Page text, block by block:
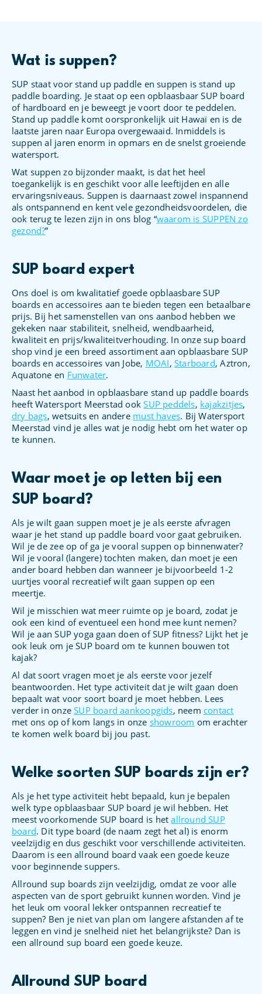
Wat is suppen?
SUP staat voor stand up paddle en suppen is stand up
paddle boarding. Je staat op een opblaasbaar SUP board
of hardboard en je beweegt je voort door te peddelen.
Stand up paddle komt oorspronkelijk uit Hawaï en is de
laatste jaren naar Europa overgewaaid. Inmiddels is
suppen al jaren enorm in opmars en de snelst groeiende
watersport.
Wat suppen zo bijzonder maakt, is dat het heel
toegankelijk is en geschikt voor alle leeftijden en alle
ervaringsniveaus. Suppen is daarnaast zowel inspannend
als ontspannend en kent vele gezondheidsvoordelen, die
ook terug te lezen zijn in ons blog “waarom is SUPPEN zo
gezond?”
SUP board expert
Ons doel is om kwalitatief goede opblaasbare SUP
boards en accessoires aan te bieden tegen een betaalbare
prijs. Bij het samenstellen van ons aanbod hebben we
gekeken naar stabiliteit, snelheid, wendbaarheid,
kwaliteit en prijs/kwaliteitverhouding. In onze sup board
shop vind je een breed assortiment aan opblaasbare SUP
boards en accessoires van Jobe, MOAI, Starboard, Aztron,
Aquatone en Funwater.
Naast het aanbod in opblaasbare stand up paddle boards
heeft Watersport Meerstad ookSUP peddels, kajakzitjes,
dry bags, wetsuits en andere must haves. Bij Watersport
Meerstad vind je alles wat je nodig hebt om het water op
te kunnen.
Waar moet je op letten bij een
SUP board?
Als je wilt gaan suppen moet je je als eerste afvragen
waar je het stand up paddle board voor gaat gebruiken.
Wil je de zee op of ga je vooral suppen op binnenwater?
Wil je vooral (langere) tochten maken, dan moet je een
ander board hebben dan wanneer je bijvoorbeeld 1-2
uurtjes vooral recreatief wilt gaan suppen op een
meertje.
Wil je misschien wat meer ruimte op je board, zodat je
ook een kind of eventueel een hond mee kunt nemen?
Wil je aan SUP yoga gaan doen of SUP fitness? Lijkt het je
ook leuk om je SUP board om te kunnen bouwen tot
kajak?
Al dat soort vragen moet je als eerste voor jezelf
beantwoorden. Het type activiteit dat je wilt gaan doen
bepaalt wat voor soort board je moet hebben. Lees
verder in onzeSUP board aankoopgids, neem contact
met ons op of kom langs in onze showroom om erachter
te komen welk board bij jou past.
Welke soorten SUP boards zijn er?
Als je het type activiteit hebt bepaald, kun je bepalen
welk type opblaasbaar SUP board je wil hebben. Het
meest voorkomende SUP board is hetallround SUP
board. Dit type board (de naam zegt het al) is enorm
veelzijdig en dus geschikt voor verschillende activiteiten.
Daarom is een allround board vaak een goede keuze
voor beginnende suppers.
Allround sup boards zijn veelzijdig, omdat ze voor alle
aspecten van de sport gebruikt kunnen worden. Vind je
het leuk om vooral lekker ontspannen recreatief te
suppen? Ben je niet van plan om langere afstanden af te
leggen en vind je snelheid niet het belangrijkste? Dan is
een allround sup board een goede keuze.
Allround SUP board